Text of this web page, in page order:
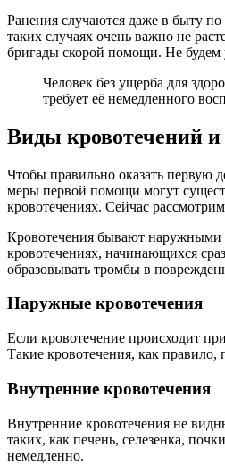
Ранения случаются даже в быту
таких случаях очень важно не
бригады скорой помощи. Не будем
Человек без ущерба для
требует её немедленного
Виды кровотечений
Чтобы правильно оказать первую
меры первой помощи могут
кровотечениях. Сейчас
Кровотечения бывают наружными
кровотечениях, начинающихся
образовывать тромбы в
Наружные кровотечения
Если кровотечение происходит
Такие кровотечения, как правило,
Внутренние кровотечения
Внутренние кровотечения не
таких, как печень, селезенка,
немедленно.